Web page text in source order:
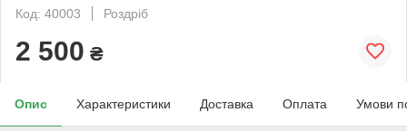
Код: 40003
Роздріб
2 500 ₴
Опис Характеристики Доставка Оплата Умови